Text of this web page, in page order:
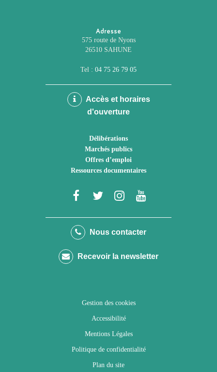
Adresse
575 route de Nyons
26510 SAHUNE
Tel : 04 75 26 79 05
Accès et horaires
d'ouverture
Délibérations
Marchés publics
Offres d’emploi
Ressources documentaires
Lien
le
Facebook
Lien
le
Twitter
Lien
le
Instagram
Youtube
Nous contacter
Recevoir la newsletter
Gestion des cookies
Accessibilité
Mentions Légales
Politique de confidentialité
Plan du site